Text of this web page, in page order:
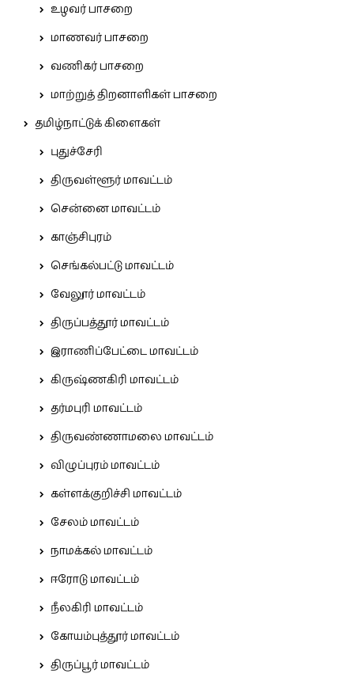
உழவர் பாசறை
மாணவர் பாசறை
வணிகர் பாசறை
மாற்றுத் திறனாளிகள் பாசறை
தமிழ்நாட்டுக் கிளைகள்
புதுச்சேரி
திருவள்ளூர் மாவட்டம்
சென்னை மாவட்டம்
காஞ்சிபுரம்
செங்கல்பட்டு மாவட்டம்
வேலூர் மாவட்டம்
திருப்பத்தூர் மாவட்டம்
இராணிப்பேட்டை மாவட்டம்
கிருஷ்ணகிரி மாவட்டம்
தர்மபுரி மாவட்டம்
திருவண்ணாமலை மாவட்டம்
விழுப்புரம் மாவட்டம்
கள்ளக்குறிச்சி மாவட்டம்
சேலம் மாவட்டம்
நாமக்கல் மாவட்டம்
ஈரோடு மாவட்டம்
நீலகிரி மாவட்டம்
கோயம்புத்தூர் மாவட்டம்
திருப்பூர் மாவட்டம்